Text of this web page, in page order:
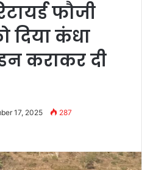
फौजी
दिया कंधा
कराकर दी
17, 2025 287